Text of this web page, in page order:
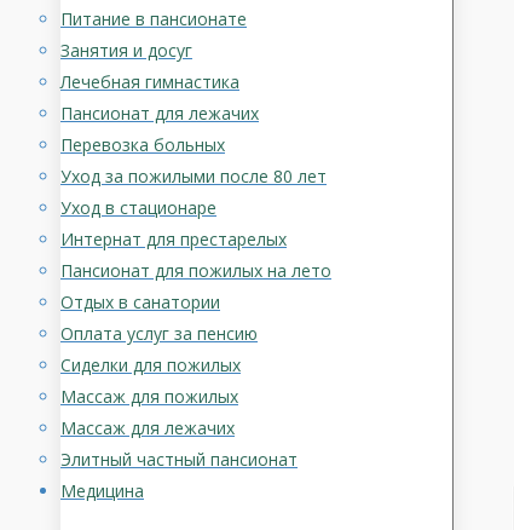
Питание в пансионате
Занятия и досуг
Лечебная гимнастика
Пансионат для лежачих
Перевозка больных
Уход за пожилыми после 80 лет
Уход в стационаре
Интернат для престарелых
Пансионат для пожилых на лето
Отдых в санатории
Оплата услуг за пенсию
Сиделки для пожилых
Массаж для пожилых
Массаж для лежачих
Элитный частный пансионат
Медицина